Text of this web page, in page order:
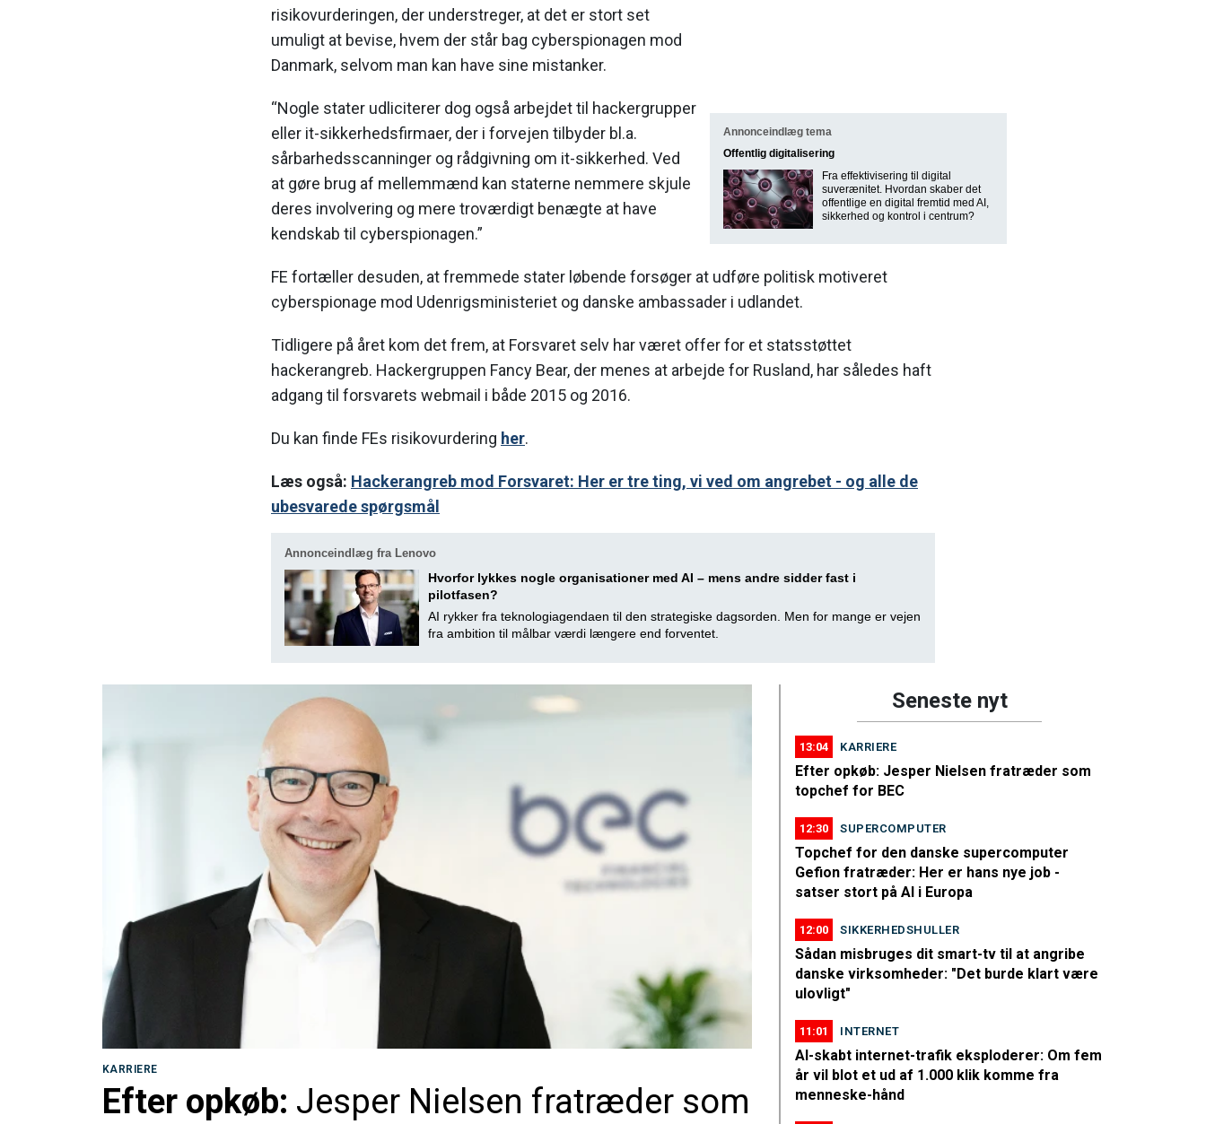
Annonceindlæg tema
Offentlig digitalisering
Fra effektivisering til digital
suverænitet. Hvordan skaber det
offentlige en digital fremtid med AI,
sikkerhed og kontrol i centrum?
risikovurderingen, der understreger, at det er stort set
umuligt at bevise, hvem der står bag cyberspionagen mod
Danmark, selvom man kan have sine mistanker.
“Nogle stater udliciterer dog også arbejdet til hackergrupper
eller it-sikkerhedsfirmaer, der i forvejen tilbyder bl.a.
sårbarhedsscanninger og rådgivning om it-sikkerhed. Ved
at gøre brug af mellemmænd kan staterne nemmere skjule
deres involvering og mere troværdigt benægte at have
kendskab til cyberspionagen.”
FE fortæller desuden, at fremmede stater løbende forsøger at udføre politisk motiveret
cyberspionage mod Udenrigsministeriet og danske ambassader i udlandet.
Tidligere på året kom det frem, at Forsvaret selv har været offer for et statsstøttet
hackerangreb. Hackergruppen Fancy Bear, der menes at arbejde for Rusland, har således haft
adgang til forsvarets webmail i både 2015 og 2016.
Du kan finde FEs risikovurdering her.
Læs også: Hackerangreb mod Forsvaret: Her er tre ting, vi ved om angrebet - og alle de
ubesvarede spørgsmål
Annonceindlæg fra Lenovo
Hvorfor lykkes nogle organisationer med AI – mens andre sidder fast i
pilotfasen?
AI rykker fra teknologiagendaen til den strategiske dagsorden. Men for mange er vejen
fra ambition til målbar værdi længere end forventet.
KARRIERE
Efter opkøb: Jesper Nielsen fratræder som
Seneste nyt
13:04 KARRIERE
Efter opkøb: Jesper Nielsen fratræder som
topchef for BEC
12:30 SUPERCOMPUTER
Topchef for den danske supercomputer
Gefion fratræder: Her er hans nye job -
satser stort på AI i Europa
12:00 SIKKERHEDSHULLER
Sådan misbruges dit smart-tv til at angribe
danske virksomheder: "Det burde klart være
ulovligt"
11:01 INTERNET
AI-skabt internet-trafik eksploderer: Om fem
år vil blot et ud af 1.000 klik komme fra
menneske-hånd